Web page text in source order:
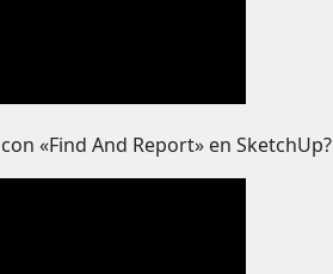
«Find And Report» en SketchUp?